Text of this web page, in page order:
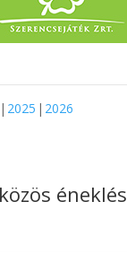
2025 2026
éneklés